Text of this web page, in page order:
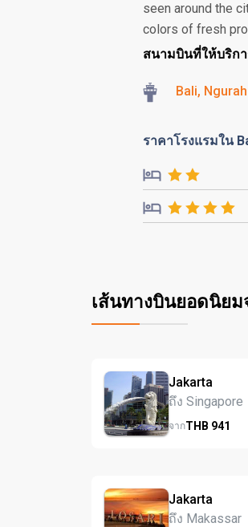
seen around the
colors of fresh
สนามบินที่ให้บริกา
Bali,
ราคาโรงแรมใน
เส้นทางบินยอดนิยม
Jakarta
ถึง Singapore
จากTHB 941
Jakarta
ถึง Makassar